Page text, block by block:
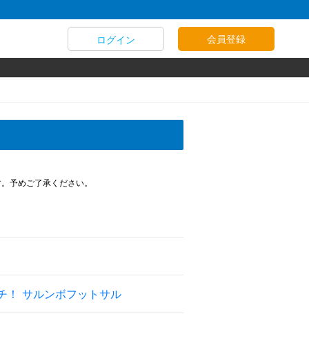
ログイン 会員登録
予めご了承ください。
！ サルンボフットサル